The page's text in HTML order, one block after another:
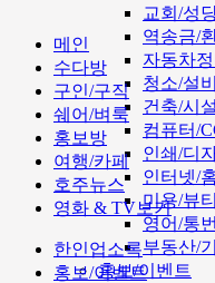
교회/성
역송금/
자동차
청소/설비
건축/시설
컴퓨터/
인쇄/디
인터넷/
미용/뷰티
영어/통
부동산/
홍보/이벤트
메인
수다방
구인/구직
쉐어/벼룩
홍보방
여행/카페
호주뉴스
영화 & TV보기
한인업소록
홍보/이벤트